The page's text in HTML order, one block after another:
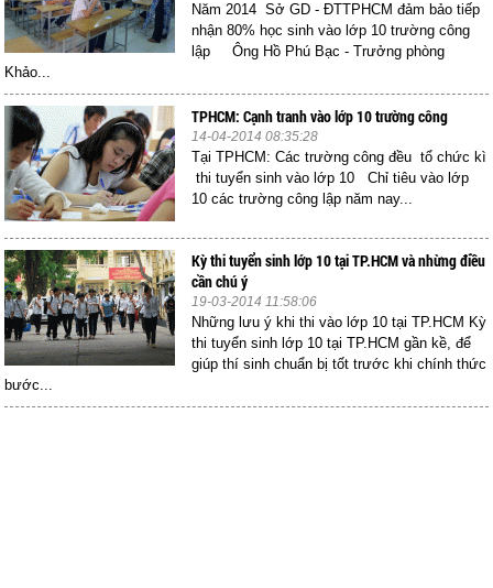
Năm 2014 Sở GD - ĐTTPHCM đảm bảo tiếp
nhận 80% học sinh vào lớp 10 trường công
lập Ông Hồ Phú Bạc - Trưởng phòng
Khảo...
TPHCM: Cạnh tranh vào lớp 10 trường công
14-04-2014 08:35:28
Tại TPHCM: Các trường công đều tổ chức kì
thi tuyển sinh vào lớp 10 Chỉ tiêu vào lớp
10 các trường công lập năm nay...
Kỳ thi tuyển sinh lớp 10 tại TP.HCM và nhừng điều
cần chú ý
19-03-2014 11:58:06
Những lưu ý khi thi vào lớp 10 tại TP.HCM Kỳ
thi tuyển sinh lớp 10 tại TP.HCM gần kề, để
giúp thí sinh chuẩn bị tốt trước khi chính thức
bước...